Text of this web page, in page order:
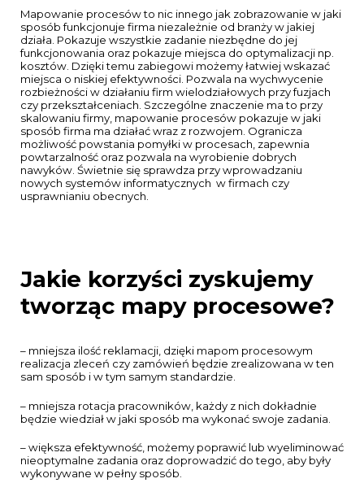
Mapowanie procesów to nic innego jak zobrazowanie w jaki
sposób funkcjonuje firma niezależnie od branży w jakiej
działa. Pokazuje wszystkie zadanie niezbędne do jej
funkcjonowania oraz pokazuje miejsca do optymalizacji np.
kosztów. Dzięki temu zabiegowi możemy łatwiej wskazać
miejsca o niskiej efektywności. Pozwala na wychwycenie
rozbieżności w działaniu firm wielodziałowych przy fuzjach
czy przekształceniach. Szczególne znaczenie ma to przy
skalowaniu firmy, mapowanie procesów pokazuje w jaki
sposób firma ma działać wraz z rozwojem. Ogranicza
możliwość powstania pomyłki w procesach, zapewnia
powtarzalność oraz pozwala na wyrobienie dobrych
nawyków. Świetnie się sprawdza przy wprowadzaniu
nowych systemów informatycznych w firmach czy
usprawnianiu obecnych.
Jakie korzyści zyskujemy
tworząc mapy procesowe?
– mniejsza ilość reklamacji, dzięki mapom procesowym
realizacja zleceń czy zamówień będzie zrealizowana w ten
sam sposób i w tym samym standardzie.
– mniejsza rotacja pracowników, każdy z nich dokładnie
będzie wiedział w jaki sposób ma wykonać swoje zadania.
– większa efektywność, możemy poprawić lub wyeliminować
nieoptymalne zadania oraz doprowadzić do tego, aby były
wykonywane w pełny sposób.